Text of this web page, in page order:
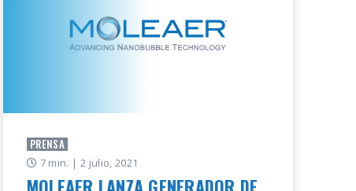
PRENSA
7 min. | 2 julio, 2021